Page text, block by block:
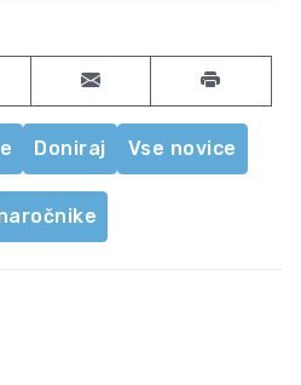
on TwitterShare by email
Doniraj Vse novice